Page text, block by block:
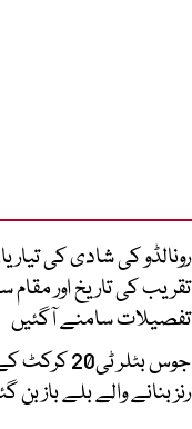
رونالڈو کی شادی کی
تقریب کی تاریخ اور
تفصیلات سامنے آگئیں
جوس بٹلر
رنز بنانے والے بلے باز بن